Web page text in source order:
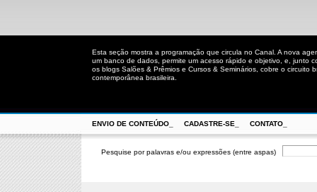
Esta seção mostra a programação que circula no Canal. A nova
um banco de dados, permite um acesso rápido e objetivo, e, junto
os blogs Salões & Prêmios e Cursos & Seminários, cobre o circuito
contemporânea brasileira.
ENVIO DE CONTEÚDO_ CADASTRE-SE_ CONTATO_
Pesquise por palavras e/ou expressões (entre aspas)